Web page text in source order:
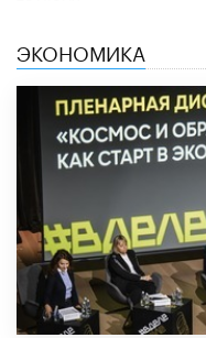
ЭКОНОМИКА